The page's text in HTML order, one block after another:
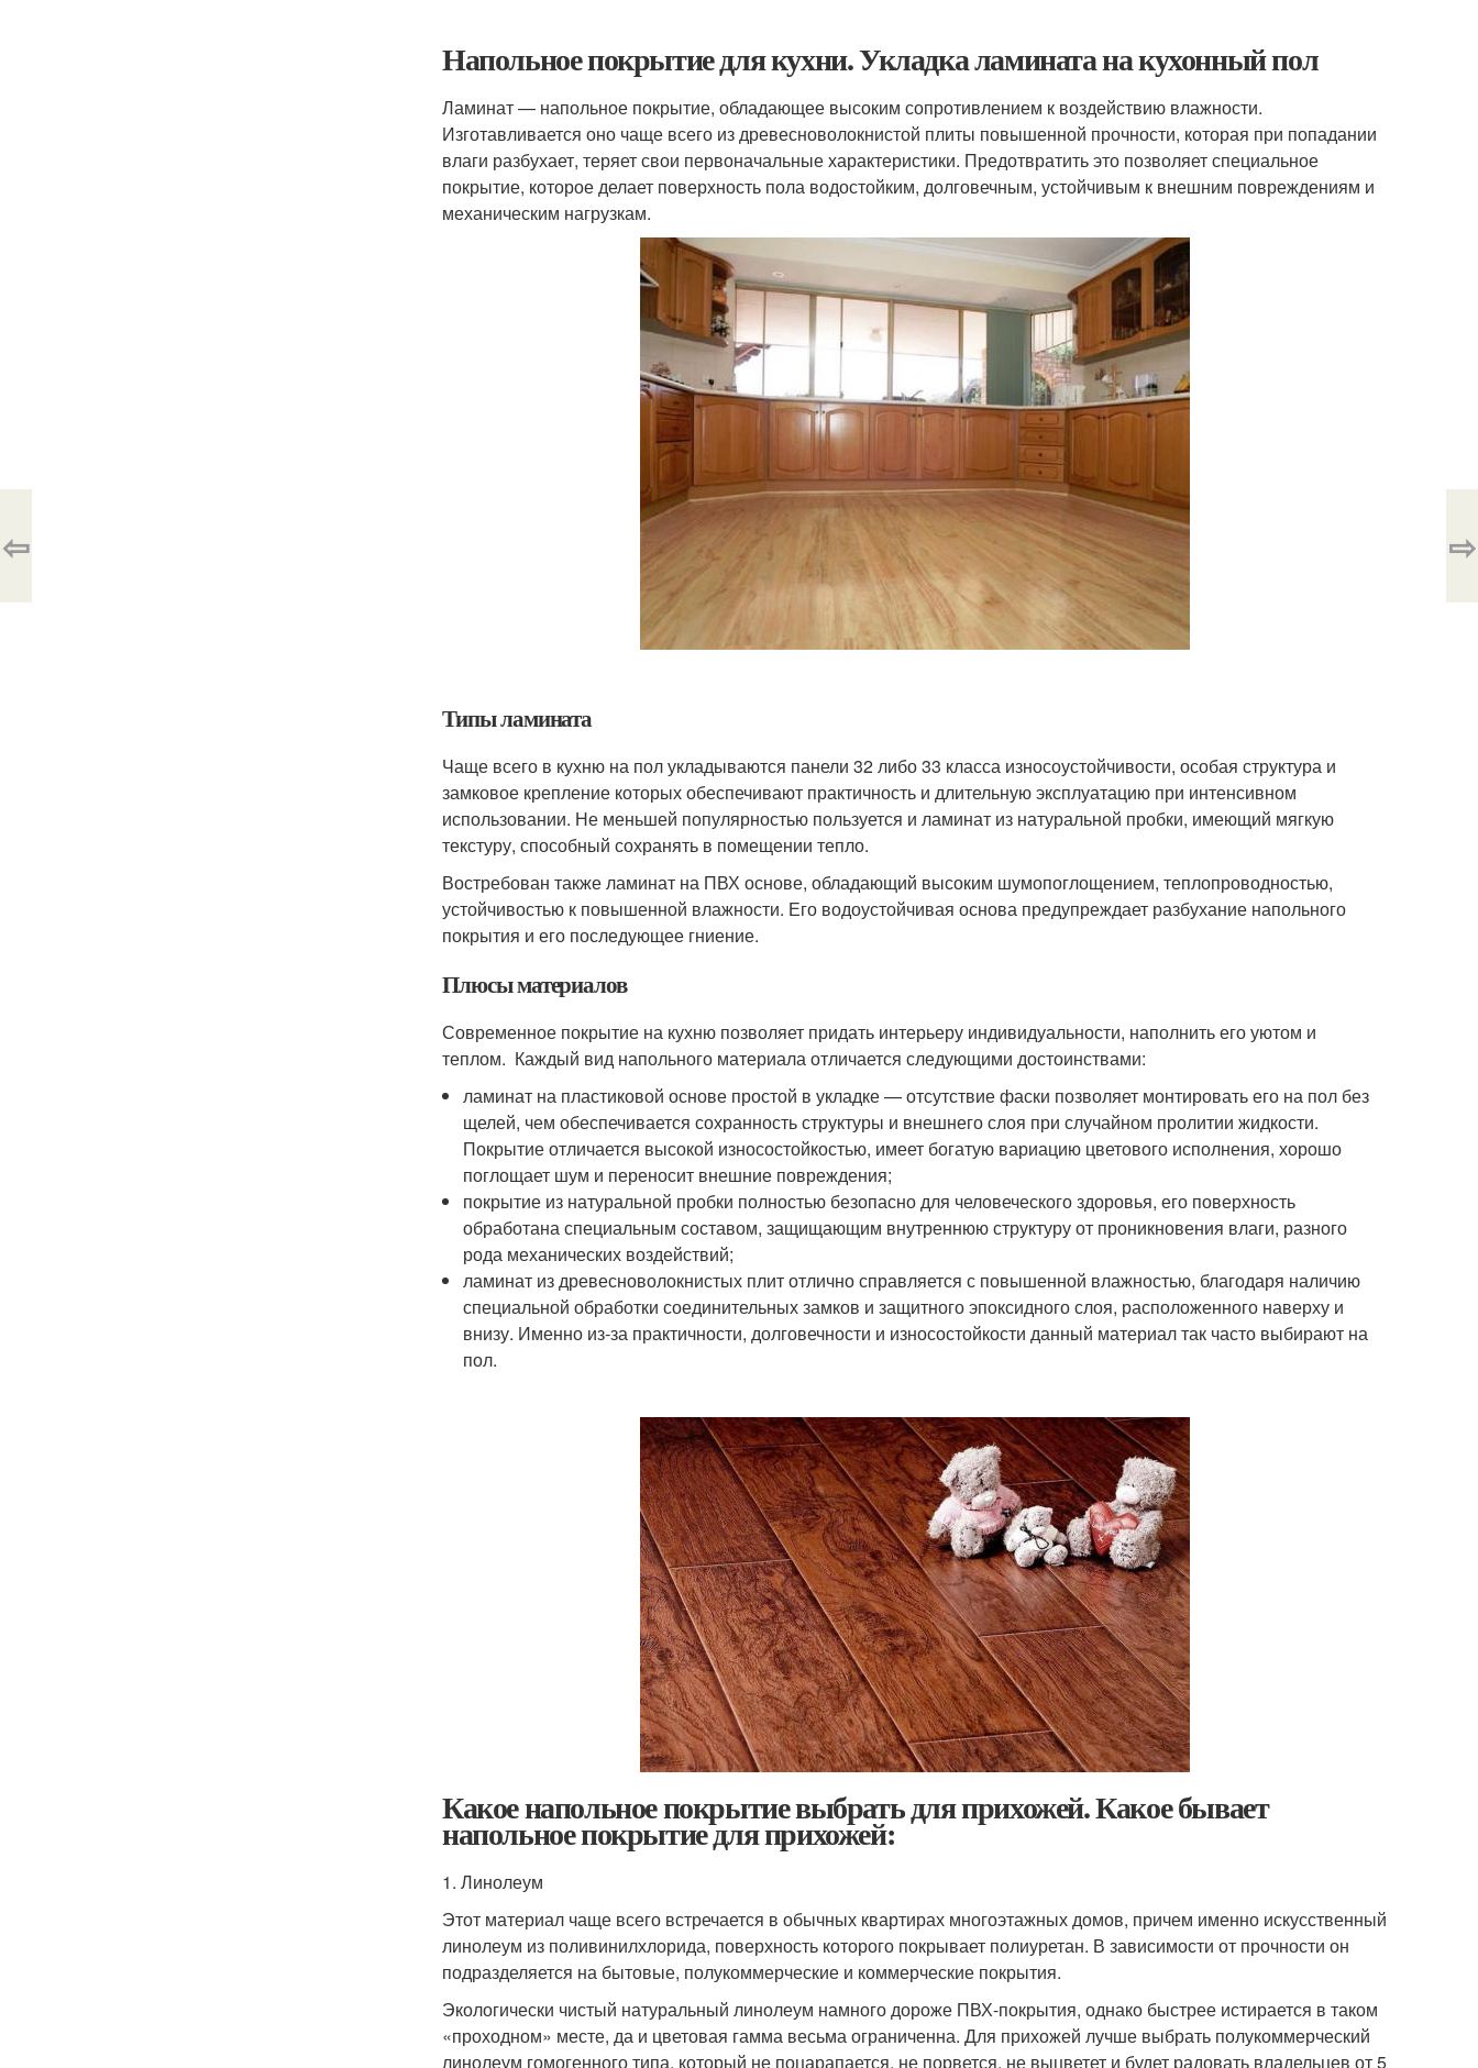
Напольное покрытие для кухни. Укладка ламината на кухонный пол
Ламинат — напольное покрытие, обладающее высоким сопротивлением к воздействию влажности.
Изготавливается оно чаще всего из древесноволокнистой плиты повышенной прочности, которая при попадании
влаги разбухает, теряет свои первоначальные характеристики. Предотвратить это позволяет специальное
покрытие, которое делает поверхность пола водостойким, долговечным, устойчивым к внешним повреждениям и
механическим нагрузкам.
Типы ламината
Чаще всего в кухню на пол укладываются панели 32 либо 33 класса износоустойчивости, особая структура и
замковое крепление которых обеспечивают практичность и длительную эксплуатацию при интенсивном
использовании. Не меньшей популярностью пользуется и ламинат из натуральной пробки, имеющий мягкую
текстуру, способный сохранять в помещении тепло.
Востребован также ламинат на ПВХ основе, обладающий высоким шумопоглощением, теплопроводностью,
устойчивостью к повышенной влажности. Его водоустойчивая основа предупреждает разбухание напольного
покрытия и его последующее гниение.
Плюсы материалов
Современное покрытие на кухню позволяет придать интерьеру индивидуальности, наполнить его уютом и
теплом. Каждый вид напольного материала отличается следующими достоинствами:
ламинат на пластиковой основе простой в укладке — отсутствие фаски позволяет монтировать его на пол без
щелей, чем обеспечивается сохранность структуры и внешнего слоя при случайном пролитии жидкости.
Покрытие отличается высокой износостойкостью, имеет богатую вариацию цветового исполнения, хорошо
поглощает шум и переносит внешние повреждения;
покрытие из натуральной пробки полностью безопасно для человеческого здоровья, его поверхность
обработана специальным составом, защищающим внутреннюю структуру от проникновения влаги, разного
рода механических воздействий;
ламинат из древесноволокнистых плит отлично справляется с повышенной влажностью, благодаря наличию
специальной обработки соединительных замков и защитного эпоксидного слоя, расположенного наверху и
внизу. Именно из-за практичности, долговечности и износостойкости данный материал так часто выбирают на
пол.
Какое напольное покрытие выбрать для прихожей. Какое бывает
напольное покрытие для прихожей:
1. Линолеум
Этот материал чаще всего встречается в обычных квартирах многоэтажных домов, причем именно искусственный
линолеум из поливинилхлорида, поверхность которого покрывает полиуретан. В зависимости от прочности он
подразделяется на бытовые, полукоммерческие и коммерческие покрытия.
Экологически чистый натуральный линолеум намного дороже ПВХ-покрытия, однако быстрее истирается в таком
«проходном» месте, да и цветовая гамма весьма ограниченна. Для прихожей лучше выбрать полукоммерческий
линолеум гомогенного типа, который не поцарапается, не порвется, не выцветет и будет радовать владельцев от 5
⇦ ⇨